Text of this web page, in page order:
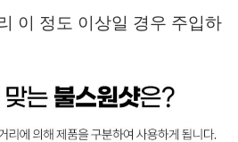
이 정도 이상일 경우 주입하